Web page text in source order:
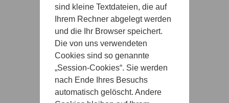
sind kleine Textdateien, die auf
Ihrem Rechner abgelegt werden
und die Ihr Browser speichert.
Die von uns verwendeten
Cookies sind so genannte
„Session-Cookies“. Sie werden
nach Ende Ihres Besuchs
automatisch gelöscht. Andere